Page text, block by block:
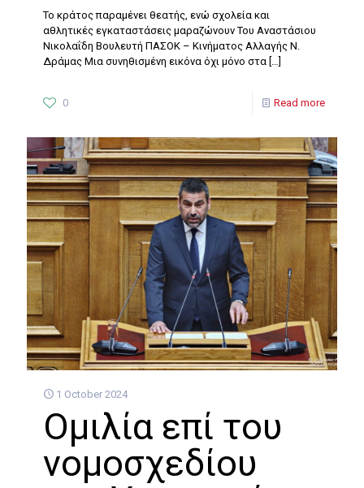
Το κράτος παραμένει θεατής, ενώ σχολεία και
αθλητικές εγκαταστάσεις μαραζώνουν Του Αναστάσιου
Νικολαΐδη Βουλευτή ΠΑΣΟΚ – Κινήματος Αλλαγής Ν.
Δράμας Μια συνηθισμένη εικόνα όχι μόνο στα […]
0 Read more
1 October 2024
Ομιλία επί του
νομοσχεδίου